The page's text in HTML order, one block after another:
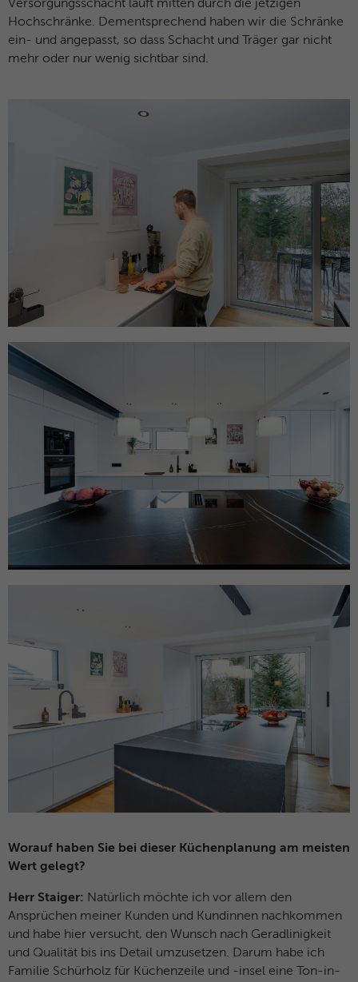
Versorgungsschacht läuft mitten durch die jetzigen
Hochschränke. Dementsprechend haben wir die Schränke
ein- und angepasst, so dass Schacht und Träger gar nicht
mehr oder nur wenig sichtbar sind.
Worauf haben Sie bei dieser Küchenplanung am meisten
Wert gelegt?
Herr Staiger: Natürlich möchte ich vor allem den
Ansprüchen meiner Kunden und Kundinnen nachkommen
und habe hier versucht, den Wunsch nach Geradlinigkeit
und Qualität bis ins Detail umzusetzen. Darum habe ich
Familie Schürholz für Küchenzeile und -insel eine Ton-in-